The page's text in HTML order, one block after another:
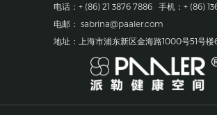
电话：+ (86) 21 3876 7886 手机：+ (86)
电邮： sabrina@paaler.com
地址：上海市浦东新区金海路1000号51号楼